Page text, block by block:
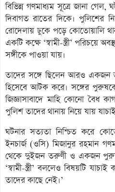
বিভিন্ন গণমাধ্যম সূত্রে জানা
দিবাগত রাতের দিকে। পুলিশের
রোদেলায় ঢুকে পড়ে কোতোয়ালি
একটি কক্ষে ‘স্বামী-স্ত্রী’ পরিচয়ে
সঙ্গীকে পাওয়া যায়।
তাদের সঙ্গে ছিলেন আরও একজন
হিসেবে আটক করে। সঙ্গের পুরুষকে
জিজ্ঞাসাবাদে মাহি কোনো বৈধ
পুলিশ তাদের থানায় নিয়ে যায়
ঘটনার সত্যতা নিশ্চিত করে
ইনচার্জ (ওসি) মিজানুর রহমান
থেকে দুইজন তরুণী ও একজন
‘স্বামী-স্ত্রী’ বললেও বিষয়টি
তাদের কাছে নেই।’